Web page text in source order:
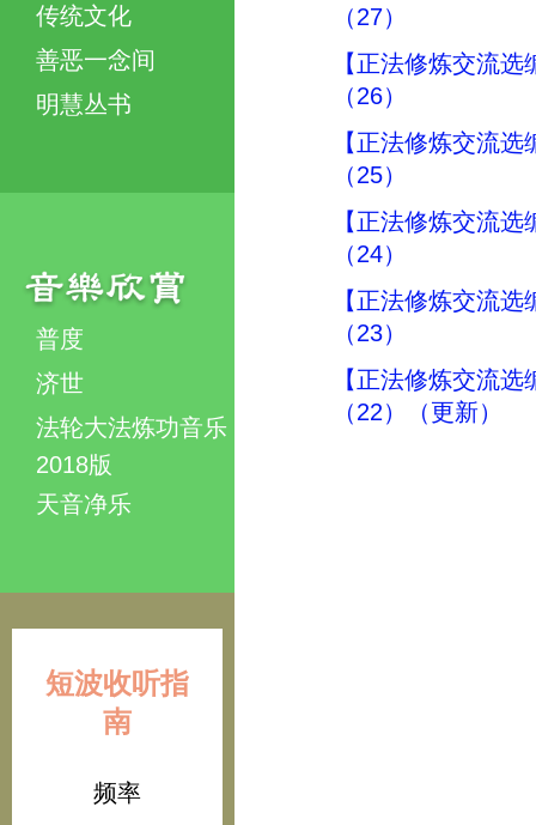
传统文化
善恶一念间
明慧丛书
普度
济世
法轮大法炼功音乐
2018版
天音净乐
短波收听指
南
频率
（27）
【正法修炼交流
（26）
【正法修炼交流
（25）
【正法修炼交流
（24）
【正法修炼交流
（23）
【正法修炼交流
（22）（更新）